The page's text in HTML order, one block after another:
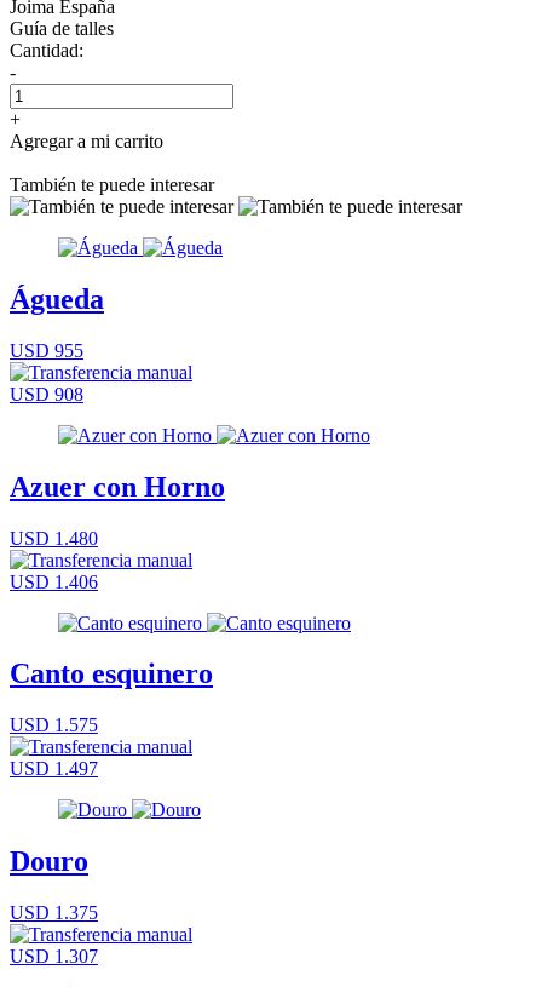
Joima España
Guía de talles
Cantidad:
-
+
Agregar a mi carrito
También te puede interesar
Águeda
USD 955
USD 908
Azuer con Horno
USD 1.480
USD 1.406
Canto esquinero
USD 1.575
USD 1.497
Douro
USD 1.375
USD 1.307